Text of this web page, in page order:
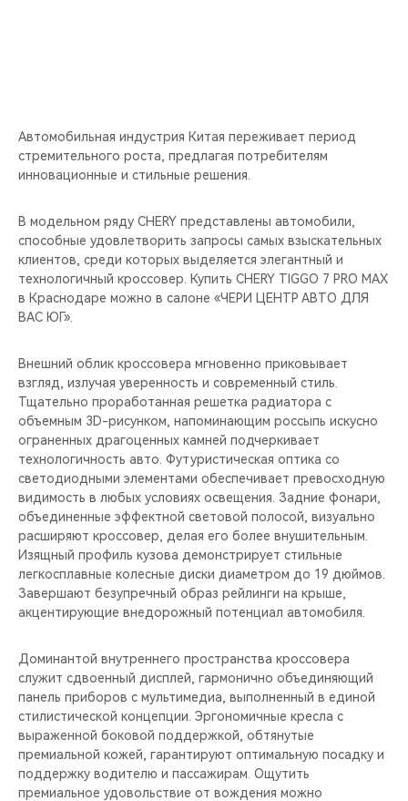
ВИДЕООБЗОРЫ
Автомобильная индустрия Китая переживает период
стремительного роста, предлагая потребителям
инновационные и стильные решения.
В модельном ряду CHERY представлены автомобили,
способные удовлетворить запросы самых взыскательных
клиентов, среди которых выделяется элегантный и
технологичный кроссовер. Купить CHERY TIGGO 7 PRO MAX
в Краснодаре можно в салоне «ЧЕРИ ЦЕНТР АВТО ДЛЯ
ВАС ЮГ».
Внешний облик кроссовера мгновенно приковывает
взгляд, излучая уверенность и современный стиль.
Тщательно проработанная решетка радиатора с
объемным 3D-рисунком, напоминающим россыпь искусно
ограненных драгоценных камней подчеркивает
технологичность авто. Футуристическая оптика со
светодиодными элементами обеспечивает превосходную
видимость в любых условиях освещения. Задние фонари,
объединенные эффектной световой полосой, визуально
расширяют кроссовер, делая его более внушительным.
Изящный профиль кузова демонстрирует стильные
легкосплавные колесные диски диаметром до 19 дюймов.
Завершают безупречный образ рейлинги на крыше,
акцентирующие внедорожный потенциал автомобиля.
Доминантой внутреннего пространства кроссовера
служит сдвоенный дисплей, гармонично объединяющий
панель приборов с мультимедиа, выполненный в единой
стилистической концепции. Эргономичные кресла с
выраженной боковой поддержкой, обтянутые
премиальной кожей, гарантируют оптимальную посадку и
поддержку водителю и пассажирам. Ощутить
премиальное удовольствие от вождения можно